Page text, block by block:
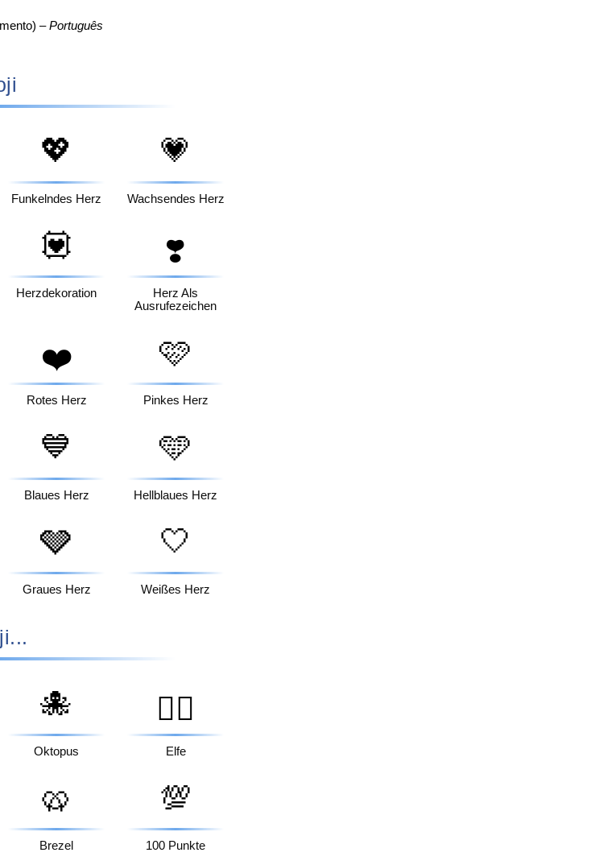
–Português
💖
Funkelndes Herz
💗
Wachsendes Herz
💟
Herzdekoration
❣️
Herz Als
Ausrufezeichen
❤️
Rotes Herz
🩷
Pinkes Herz
💙
Blaues Herz
🩵
Hellblaues Herz
🩶
Graues Herz
🤍
Weißes Herz
🐙
Oktopus
🧝‍♀️
Elfe
🥨
Brezel
💯
100 Punkte